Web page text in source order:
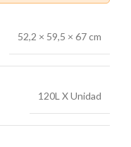
52,2 × 59,5 × 67 cm
120L X Unidad